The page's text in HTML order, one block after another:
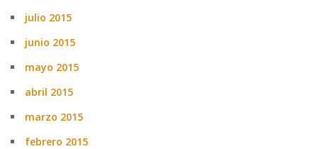
julio 2015
junio 2015
mayo 2015
abril 2015
marzo 2015
febrero 2015